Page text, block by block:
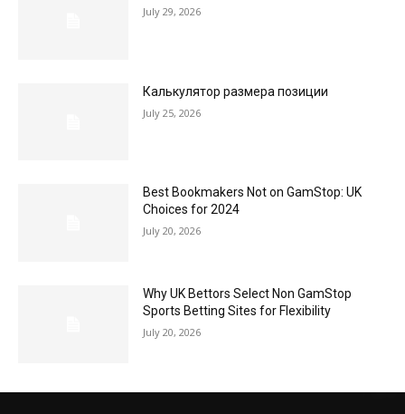
July 29, 2026
Калькулятор размера позиции
July 25, 2026
Best Bookmakers Not on GamStop: UK
Choices for 2024
July 20, 2026
Why UK Bettors Select Non GamStop
Sports Betting Sites for Flexibility
July 20, 2026